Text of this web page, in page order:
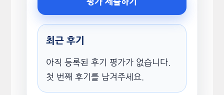
최근 후기
아직 등록된 후기 평가가 없습니다.
첫 번째 후기를 남겨주세요.